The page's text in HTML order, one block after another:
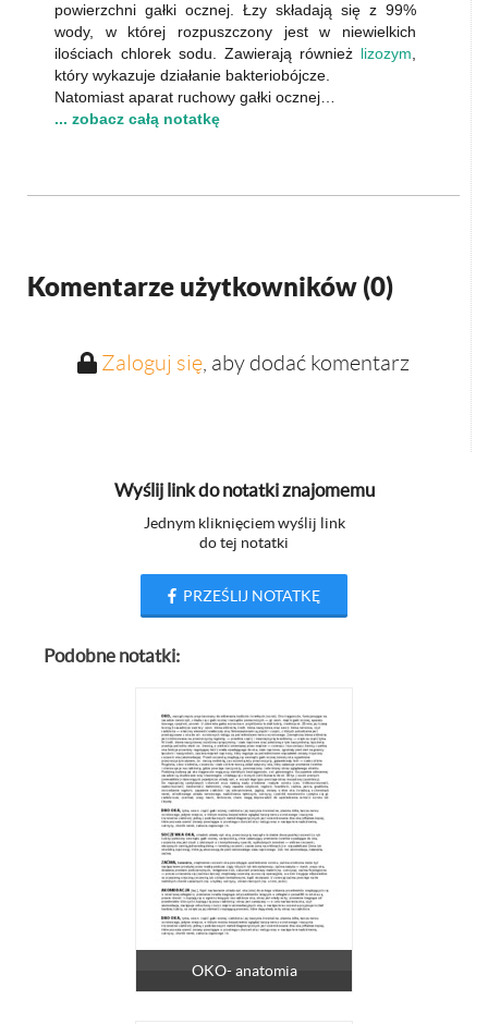
powierzchni gałki ocznej. Łzy składają się z 99%
wody, w której rozpuszczony jest w niewielkich
ilościach chlorek sodu. Zawierają również lizozym
który wykazuje działanie bakteriobójcze.
Natomiast aparat ruchowy gałki ocznej…
... zobacz całą notatkę
Komentarze użytkowników (0)
Zaloguj się, aby dodać komentarz
Wyślij link do notatki znajomemu
Jednym kliknięciem wyślij link
do tej notatki
PRZEŚLIJ NOTATKĘ
Podobne notatki:
OKO- anatomia